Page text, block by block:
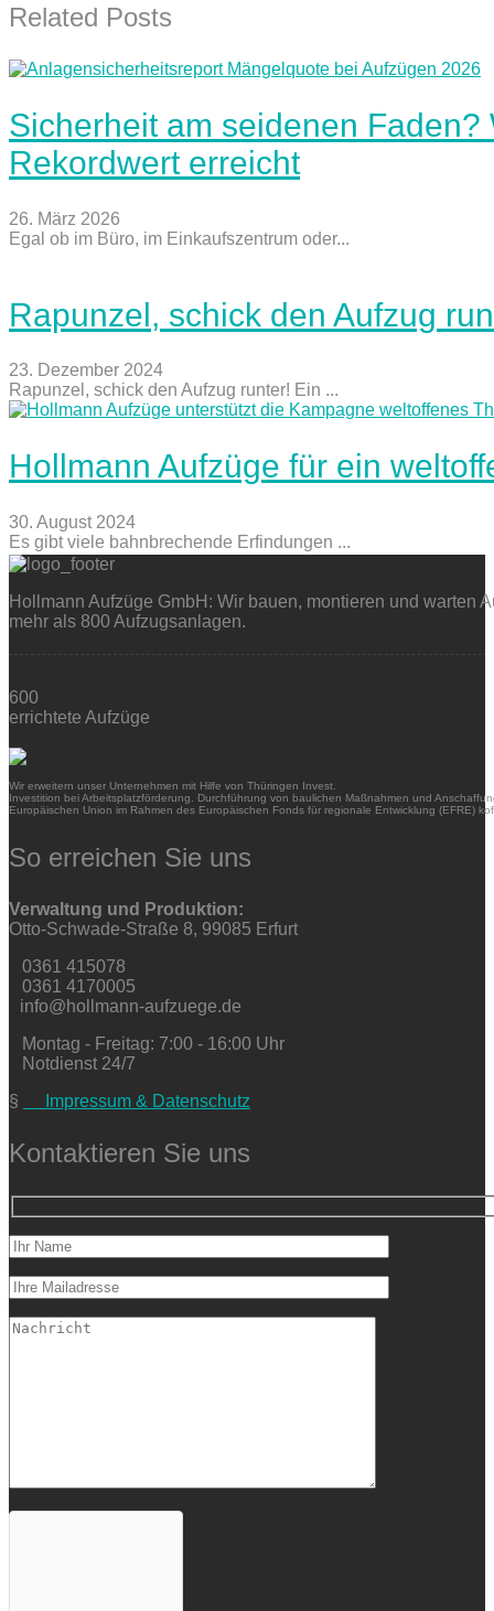
Related Posts
Sicherheit am seidenen
Rekordwert erreicht
26. März 2026
Egal ob im Büro, im Einkaufszentrum oder...
Rapunzel, schick den Aufzug
23. Dezember 2024
Rapunzel, schick den Aufzug runter! Ein ...
Hollmann Aufzüge für ein
30. August 2024
Es gibt viele bahnbrechende Erfindungen ...
Hollmann Aufzüge GmbH: Wir bauen, montieren und warten
mehr als 800 Aufzugsanlagen.
600
errichtete Aufzüge
Wir erweitern unser Unternehmen mit Hilfe von Thüringen Invest.
Investition bei Arbeitsplatzförderung. Durchführung von baulichen Maßnahmen und
Europäischen Union im Rahmen des Europäischen Fonds für regionale Entwicklung (EFRE)
So erreichen Sie uns
Verwaltung und Produktion:
Otto-Schwade-Straße 8, 99085 Erfurt
0361 415078
0361 4170005
info@hollmann-aufzuege.de
Montag - Freitag: 7:00 - 16:00 Uhr
Notdienst 24/7
§
Impressum & Datenschutz
Kontaktieren Sie uns